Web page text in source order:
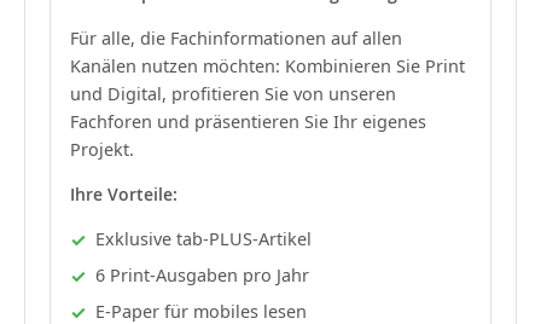
Für alle, die Fachinformationen auf allen
Kanälen nutzen möchten: Kombinieren Sie Print
und Digital, profitieren Sie von unseren
Fachforen und präsentieren Sie Ihr eigenes
Projekt.
Ihre Vorteile:
Exklusive tab-PLUS-Artikel
6 Print-Ausgaben pro Jahr
E-Paper für mobiles lesen